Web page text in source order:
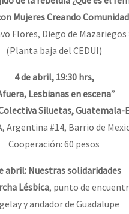
Mujeres Creando
Flores, Diego de
(Planta baja del CEDUI)
4 de abril, 19:30 hrs,
Lesbianas en escena”
Siluetas, Guatemala-
Argentina #14, Barrio de
Cooperación: 60 pesos
abril: Nuestras solidaridades
Lésbica, punto de
y andador de Guadalupe